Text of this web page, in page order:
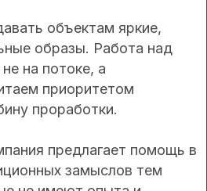
объектам яркие,
образы. Работа над
на потоке, а
приоритетом
проработки.
предлагает помощь в
замыслов тем